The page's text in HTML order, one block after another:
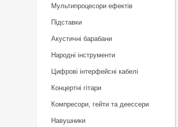
Мультипроцесори ефектів
Підставки
Акустичні барабани
Народні інструменти
Цифрові інтерфейсні кабелі
Концертні гітари
Компресори, гейти та деессери
Навушники